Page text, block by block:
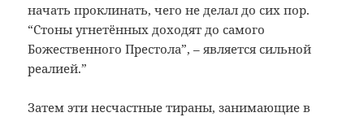
начать проклинать, чего не делал до сих пор.
“Стоны угнетённых доходят до самого
Божественного Престола”, – является сильной
реалией.”
Затем эти несчастные тираны, занимающие в